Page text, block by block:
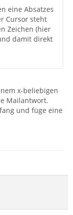
eine Absatzes
Cursor steht
Zeichen (hier
damit direkt
x-beliebigen
Mailantwort.
und füge eine